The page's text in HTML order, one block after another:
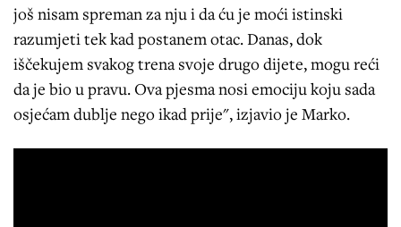
još nisam spreman za nju i da ću je moći istinski
razumjeti tek kad postanem otac. Danas, dok
iščekujem svakog trena svoje drugo dijete, mogu reći
da je bio u pravu. Ova pjesma nosi emociju koju sada
osjećam dublje nego ikad prije", izjavio je Marko.